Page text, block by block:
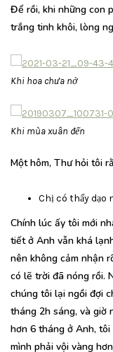
Để rồi, khi những con
trắng tinh khôi, lòng
Khi hoa chưa nở
Khi mùa xuân đến
Một hôm, Thư hỏi tôi
Chị có thấy dạo
Chính lúc ấy tôi mới
tiết ở Anh vẫn khá
nên không cảm nhận
có lẽ trời đã nóng rồi.
chúng tôi lại ngồi đợi
tháng 2h sáng, và giờ
hơn 6 tháng ở Anh,
mình phải vội vàng